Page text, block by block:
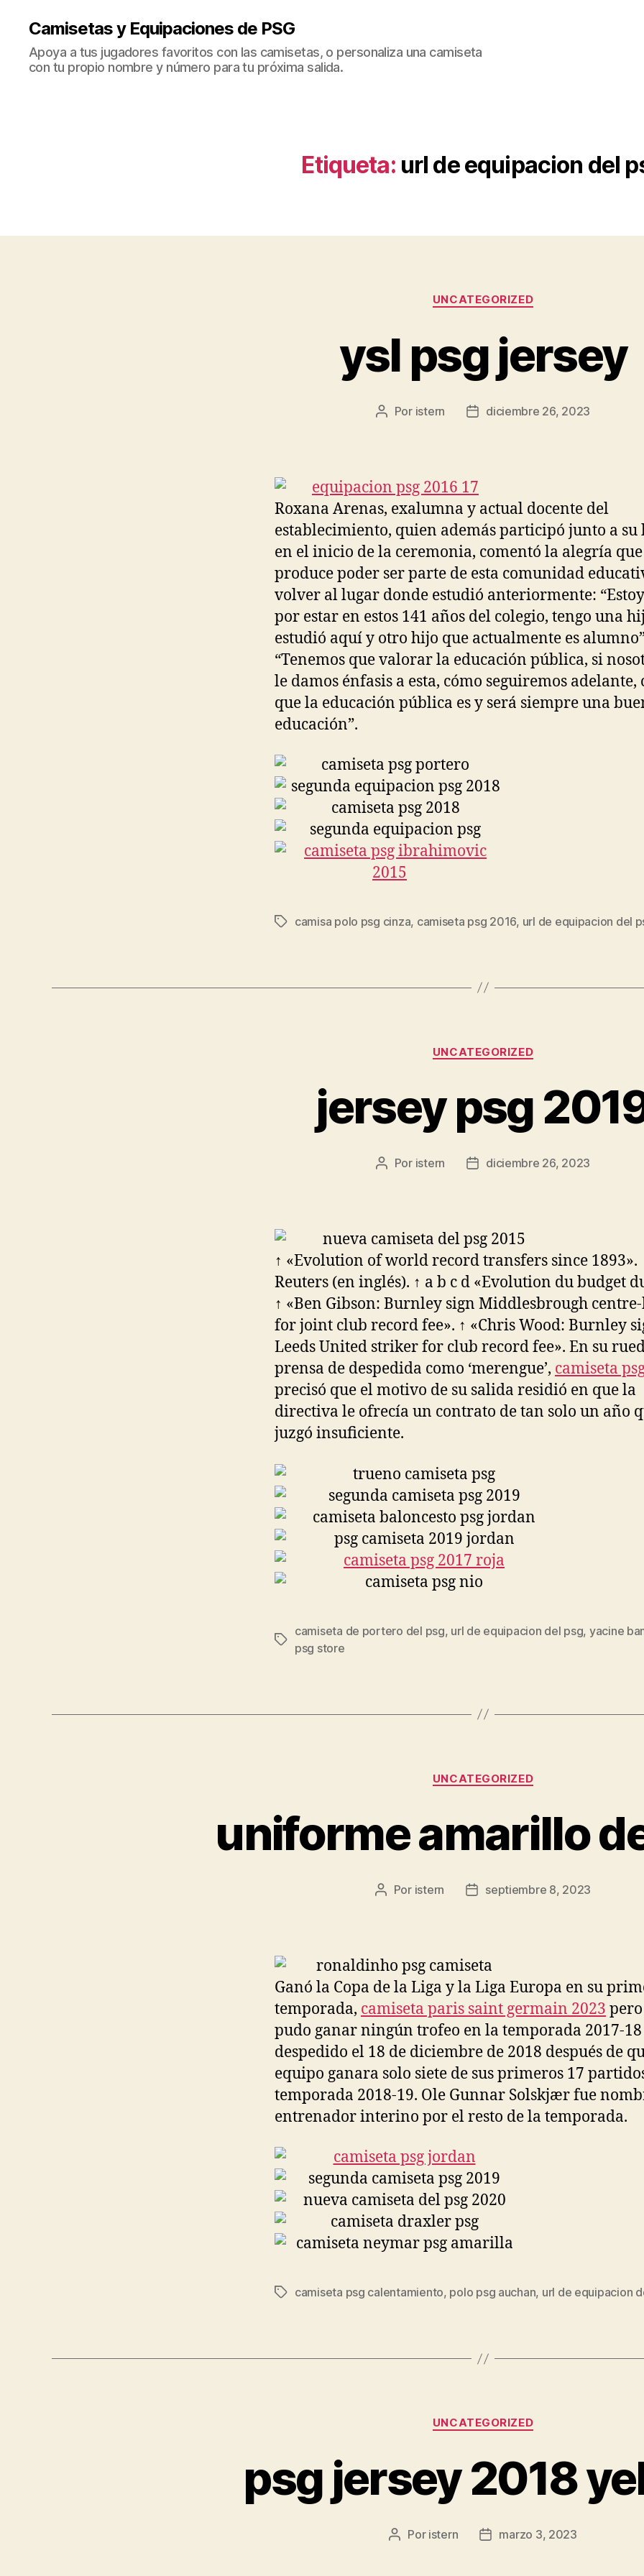
Camisetas y Equipaciones de PSG
Apoya a tus jugadores favoritos con las camisetas, o personaliza una camiseta
con tu propio nombre y número para tu próxima salida.
Etiqueta: url de equipacion del
Categorías
UNCATEGORIZED
ysl psg jersey
Autor
Por istern
Fechadiciembre 26, 2023
Roxana Arenas, exalumna y actual docente del
establecimiento, quien además participó junto a su
en el inicio de la ceremonia, comentó la alegría
produce poder ser parte de esta comunidad
volver al lugar donde estudió anteriormente:
por estar en estos 141 años del colegio, tengo una
estudió aquí y otro hijo que actualmente es
“Tenemos que valorar la educación pública, si
le damos énfasis a esta, cómo seguiremos adelante,
que la educación pública es y será siempre una
educación”.
Etiquetas
camisa polo psg cinza, camiseta psg 2016, url de equipacion del
Categorías
UNCATEGORIZED
jersey psg
Autor
Por istern
Fechadiciembre 26, 2023
↑ «Evolution of world record transfers since 1893».
Reuters (en inglés). ↑ a b c d «Evolution du budget
↑ «Ben Gibson: Burnley sign Middlesbrough
for joint club record fee». ↑ «Chris Wood: Burnley
Leeds United striker for club record fee». En su
prensa de despedida como ‘merengue’, camiseta
precisó que el motivo de su salida residió en que la
directiva le ofrecía un contrato de tan solo un año
juzgó insuficiente.
Etiquetas
camiseta de portero del psg, url de equipacion del psg, yacine
psg store
Categorías
UNCATEGORIZED
uniforme amarillo
Autor
Por istern
Fechaseptiembre 8, 2023
Ganó la Copa de la Liga y la Liga Europa en su
temporada, camiseta paris saint germain 2023
pudo ganar ningún trofeo en la temporada 2017-
despedido el 18 de diciembre de 2018 después de
equipo ganara solo siete de sus primeros 17
temporada 2018-19. Ole Gunnar Solskjær fue
entrenador interino por el resto de la temporada.
Etiquetas
camiseta psg calentamiento, polo psg auchan, url de equipacion
Categorías
UNCATEGORIZED
psg jersey 2018
Autor
Por istern
Fechamarzo 3, 2023